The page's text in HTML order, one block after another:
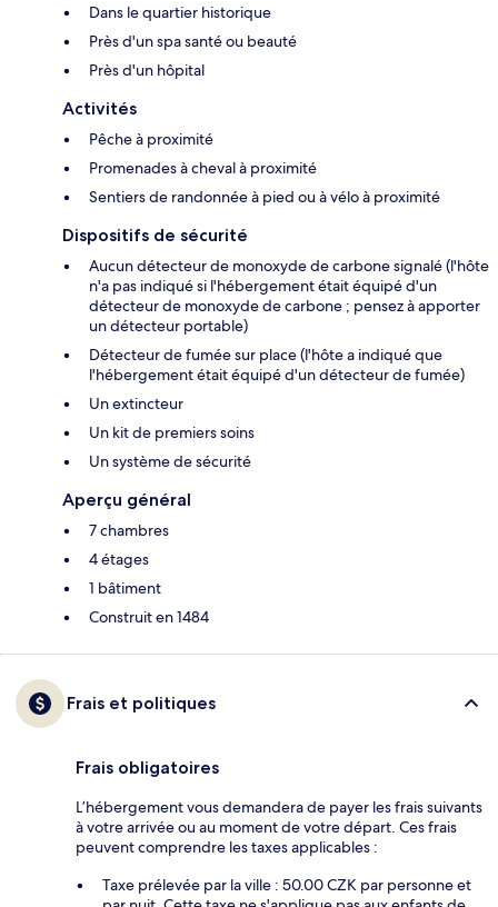
Dans le quartier historique
Près d'un spa santé ou beauté
Près d'un hôpital
Activités
Pêche à proximité
Promenades à cheval à proximité
Sentiers de randonnée à pied ou à vélo à proximité
Dispositifs de sécurité
Aucun détecteur de monoxyde de carbone signalé (l'hôte
n'a pas indiqué si l'hébergement était équipé d'un
détecteur de monoxyde de carbone ; pensez à apporter
un détecteur portable)
Détecteur de fumée sur place (l'hôte a indiqué que
l'hébergement était équipé d'un détecteur de fumée)
Un extincteur
Un kit de premiers soins
Un système de sécurité
Aperçu général
7 chambres
4 étages
1 bâtiment
Construit en 1484
Frais et politiques
Frais obligatoires
L’hébergement vous demandera de payer les frais suivants
à votre arrivée ou au moment de votre départ. Ces frais
peuvent comprendre les taxes applicables :
Taxe prélevée par la ville : 50.00 CZK par personne et